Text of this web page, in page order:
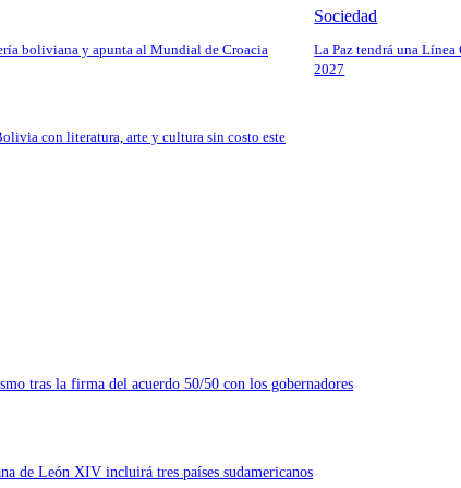
boliviana y apunta al Mundial de Croacia
Sociedad
La Paz tendrá una
2027
con literatura, arte y cultura sin costo este
tras la firma del acuerdo 50/50 con los gobernadores
de León XIV incluirá tres países sudamericanos